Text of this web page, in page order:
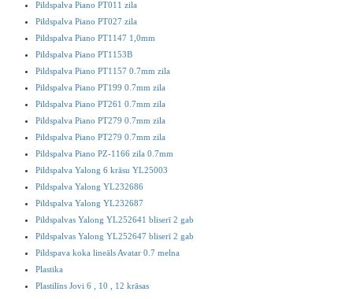
Pildspalva Piano PT011 zila
Pildspalva Piano PT027 zila
Pildspalva Piano PT1147 1,0mm
Pildspalva Piano PT1153B
Pildspalva Piano PT1157 0.7mm zila
Pildspalva Piano PT199 0.7mm zila
Pildspalva Piano PT261 0.7mm zila
Pildspalva Piano PT279 0.7mm zila
Pildspalva Piano PT279 0.7mm zila
Pildspalva Piano PZ-1166 zila 0.7mm
Pildspalva Yalong 6 krāsu YL25003
Pildspalva Yalong YL232686
Pildspalva Yalong YL232687
Pildspalvas Yalong YL252641 bliserī 2 gab
Pildspalvas Yalong YL252647 bliserī 2 gab
Pildspava koka lineāls Avatar 0.7 melna
Plastika
Plastilīns Jovi 6 , 10 , 12 krāsas